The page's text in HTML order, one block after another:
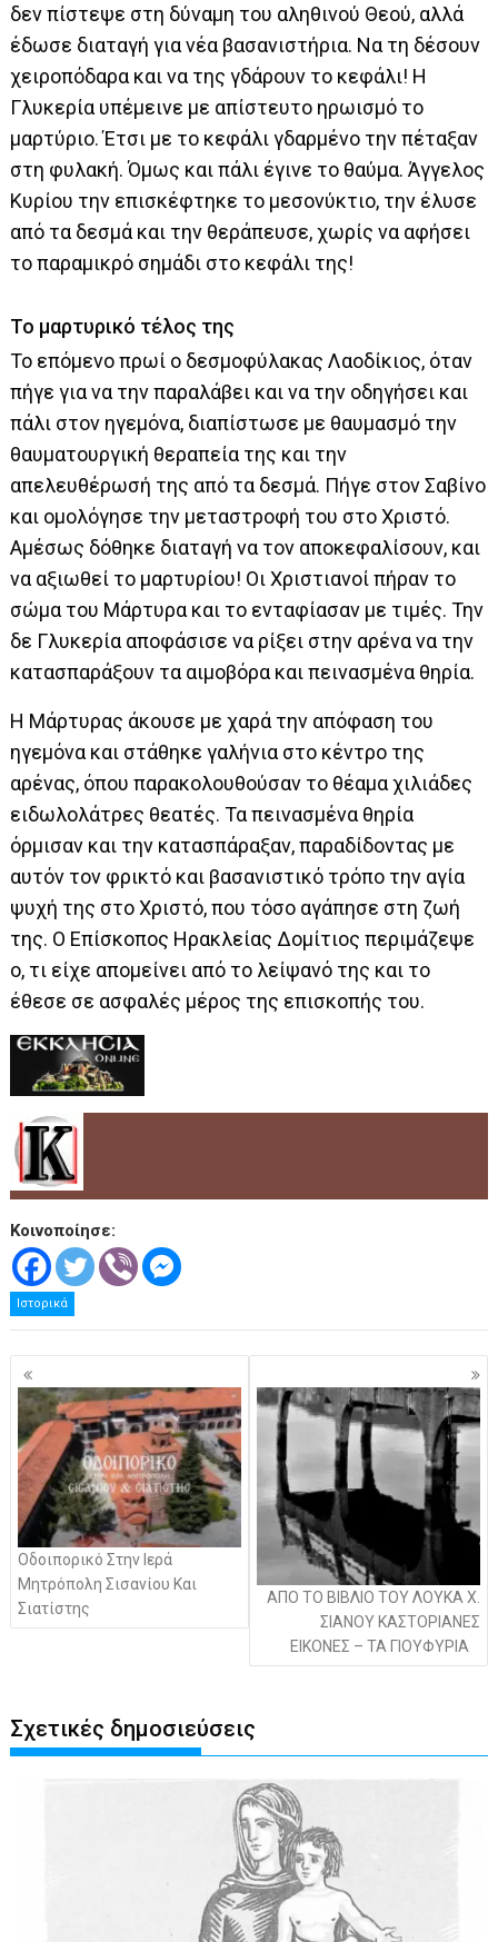
δεν πίστεψε στη δύναμη του αληθινού Θεού, αλλά
έδωσε διαταγή για νέα βασανιστήρια. Να τη δέσουν
χειροπόδαρα και να της γδάρουν το κεφάλι! Η
Γλυκερία υπέμεινε με απίστευτο ηρωισμό το
μαρτύριο. Έτσι με το κεφάλι γδαρμένο την πέταξαν
στη φυλακή. Όμως και πάλι έγινε το θαύμα. Άγγελος
Κυρίου την επισκέφτηκε το μεσονύκτιο, την έλυσε
από τα δεσμά και την θεράπευσε, χωρίς να αφήσει
το παραμικρό σημάδι στο κεφάλι της!
Το μαρτυρικό τέλος της
Το επόμενο πρωί ο δεσμοφύλακας Λαοδίκιος, όταν
πήγε για να την παραλάβει και να την οδηγήσει και
πάλι στον ηγεμόνα, διαπίστωσε με θαυμασμό την
θαυματουργική θεραπεία της και την
απελευθέρωσή της από τα δεσμά. Πήγε στον Σαβίνο
και ομολόγησε την μεταστροφή του στο Χριστό.
Αμέσως δόθηκε διαταγή να τον αποκεφαλίσουν, και
να αξιωθεί το μαρτυρίου! Οι Χριστιανοί πήραν το
σώμα του Μάρτυρα και το ενταφίασαν με τιμές. Την
δε Γλυκερία αποφάσισε να ρίξει στην αρένα να την
κατασπαράξουν τα αιμοβόρα και πεινασμένα θηρία.
Η Μάρτυρας άκουσε με χαρά την απόφαση του
ηγεμόνα και στάθηκε γαλήνια στο κέντρο της
αρένας, όπου παρακολουθούσαν το θέαμα χιλιάδες
ειδωλολάτρες θεατές. Τα πεινασμένα θηρία
όρμισαν και την κατασπάραξαν, παραδίδοντας με
αυτόν τον φρικτό και βασανιστικό τρόπο την αγία
ψυχή της στο Χριστό, που τόσο αγάπησε στη ζωή
της. Ο Επίσκοπος Ηρακλείας Δομίτιος περιμάζεψε
ο, τι είχε απομείνει από το λείψανό της και το
έθεσε σε ασφαλές μέρος της επισκοπής του.
Κοινοποίησε:
Ιστορικά
Πλοήγηση
άρθρων
Οδοιπορικό Στην Ιερά
Μητρόπολη Σισανίου Και
Σιατίστης
ΑΠΟ ΤΟ ΒΙΒΛΙΟ ΤΟΥ ΛΟΥΚΑ Χ.
ΣΙΑΝΟΥ ΚΑΣΤΟΡΙΑΝΕΣ
ΕΙΚΟΝΕΣ – ΤΑ ΓΙΟΥΦΥΡΙΑ
Σχετικές δημοσιεύσεις